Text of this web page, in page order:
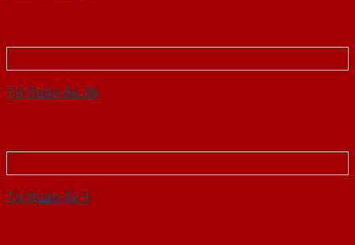
Tủ Quần Áo 36
Tủ Quần Áo 5